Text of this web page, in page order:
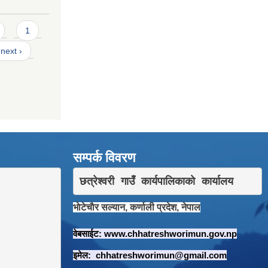
1
next ›
सम्पर्क विवरण
छत्रेश्वरी गाउँ कार्यपालिकाकाे कार्यालय
भाेटेचाैर सल्यान, कर्णाली प्रदेश, नेपाल
वेबसाईट: www.chhatreshworimun.gov.np
इमेल: chhatreshworimun@gmail.com